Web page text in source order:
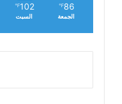
86
℉
الجمعة
102
℉
السبت